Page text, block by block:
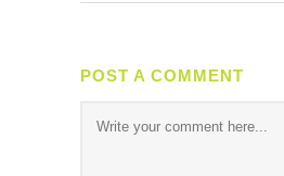
POST A COMMENT